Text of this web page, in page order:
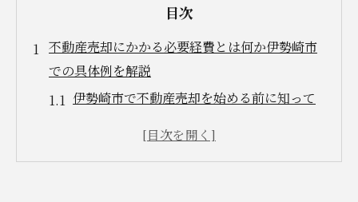
目次
不動産売却にかかる必要経費とは何か伊勢崎市
での具体例を解説
伊勢崎市で不動産売却を始める前に知って